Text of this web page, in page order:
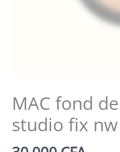
MAC fond
studio fix